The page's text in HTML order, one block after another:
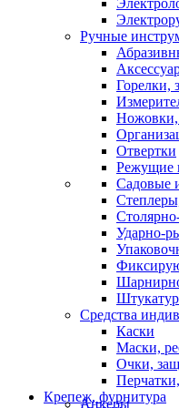
Ручные
Горелки,
Ножовки,
Отвертки
Режущие
Садовые
Ударно-
Средства
Каски
Маски,
Очки,
Крепеж, фурнитура
Анкеры